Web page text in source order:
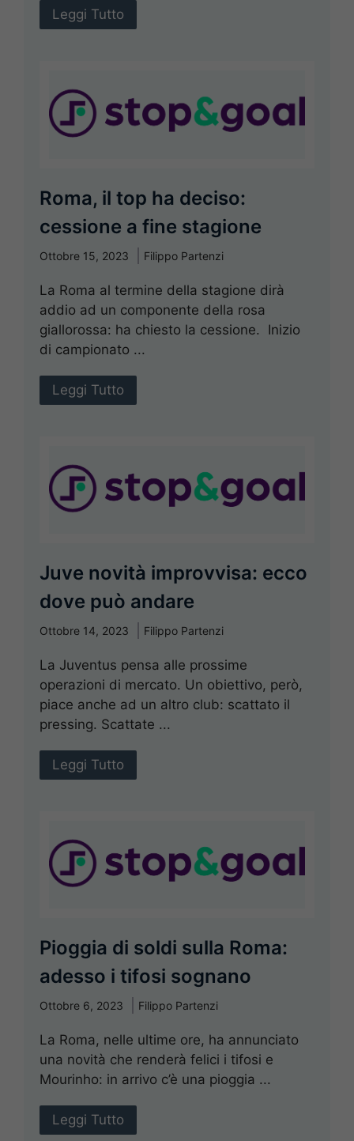
Leggi Tutto
Roma, il top ha deciso:
cessione a fine stagione
Ottobre 15, 2023 Filippo Partenzi
La Roma al termine della stagione dirà
addio ad un componente della rosa
giallorossa: ha chiesto la cessione. Inizio
di campionato ...
Leggi Tutto
Juve novità improvvisa: ecco
dove può andare
Ottobre 14, 2023 Filippo Partenzi
La Juventus pensa alle prossime
operazioni di mercato. Un obiettivo, però,
piace anche ad un altro club: scattato il
pressing. Scattate ...
Leggi Tutto
Pioggia di soldi sulla Roma:
adesso i tifosi sognano
Ottobre 6, 2023 Filippo Partenzi
La Roma, nelle ultime ore, ha annunciato
una novità che renderà felici i tifosi e
Mourinho: in arrivo c’è una pioggia ...
Leggi Tutto